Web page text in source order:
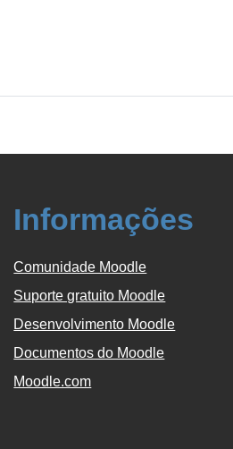
Informações
Comunidade Moodle
Suporte gratuito Moodle
Desenvolvimento Moodle
Documentos do Moodle
Moodle.com